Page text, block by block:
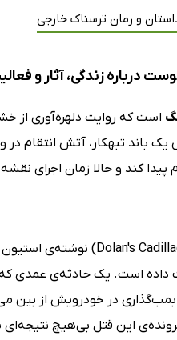
و رمان ترسناک خارجی
درباره زندگی، آثار و
است که روایت دلهره‌آوری از
باند تبهکار، آتش انتقام
پیدا کند و حالا زمان اجرای
است. یک حادثه‌ی عمدی که
بمب‌گذاری در خودرویش از
این قتل بی‌هیچ